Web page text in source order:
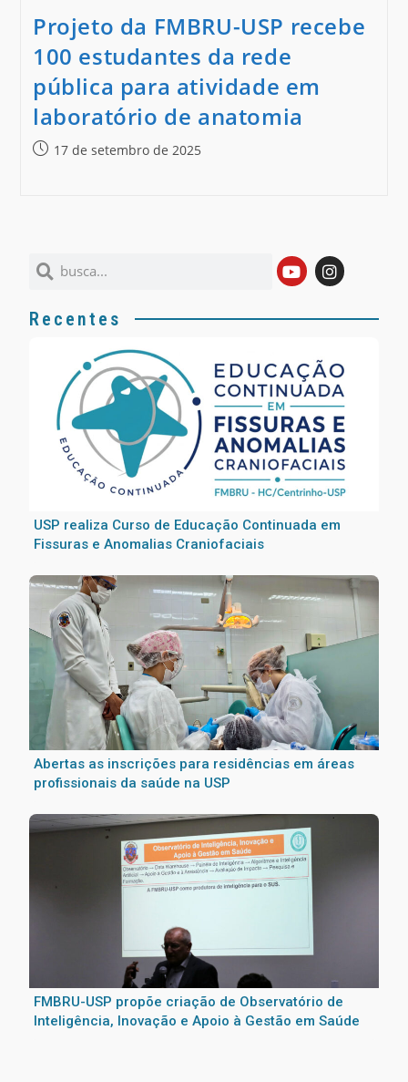
Projeto da FMBRU-USP recebe
100 estudantes da rede
pública para atividade em
laboratório de anatomia
17 de setembro de 2025
Recentes
USP realiza Curso de Educação Continuada em
Fissuras e Anomalias Craniofaciais
Abertas as inscrições para residências em áreas
profissionais da saúde na USP
FMBRU-USP propõe criação de Observatório de
Inteligência, Inovação e Apoio à Gestão em Saúde